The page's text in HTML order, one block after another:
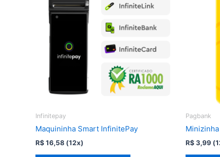
Infinitepay
Maquininha Smart InfinitePay
R$16,58 (12x)
Pagbank
R$3,99